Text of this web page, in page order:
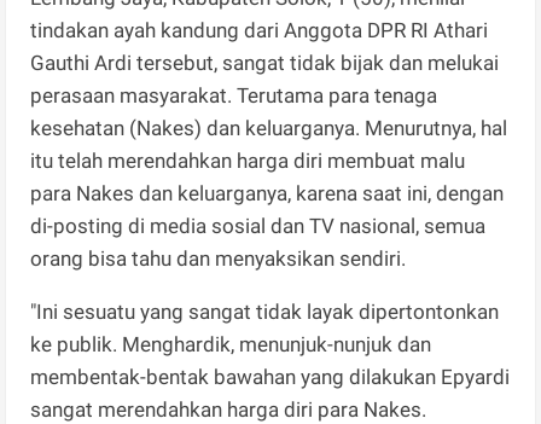
tindakan ayah kandung dari Anggota DPR RI Athari
Gauthi Ardi tersebut, sangat tidak bijak dan melukai
perasaan masyarakat. Terutama para tenaga
kesehatan (Nakes) dan keluarganya. Menurutnya, hal
itu telah merendahkan harga diri membuat malu
para Nakes dan keluarganya, karena saat ini, dengan
di-posting di media sosial dan TV nasional, semua
orang bisa tahu dan menyaksikan sendiri.
"Ini sesuatu yang sangat tidak layak dipertontonkan
ke publik. Menghardik, menunjuk-nunjuk dan
membentak-bentak bawahan yang dilakukan Epyardi
sangat merendahkan harga diri para Nakes.